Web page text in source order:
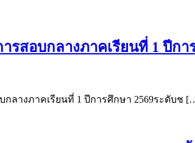
ารสอบกลางภาคเรียนที่ 1 ปีก
กลางภาคเรียนที่ 1 ปีการศึกษา 2569ระดับช